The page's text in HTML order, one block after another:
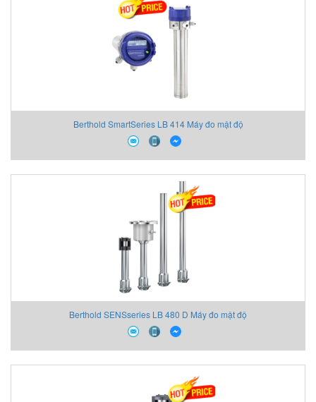
Berthold SmartSeries LB 414 Máy đo mật độ
Berthold SENSseries LB 480 D Máy đo mật độ